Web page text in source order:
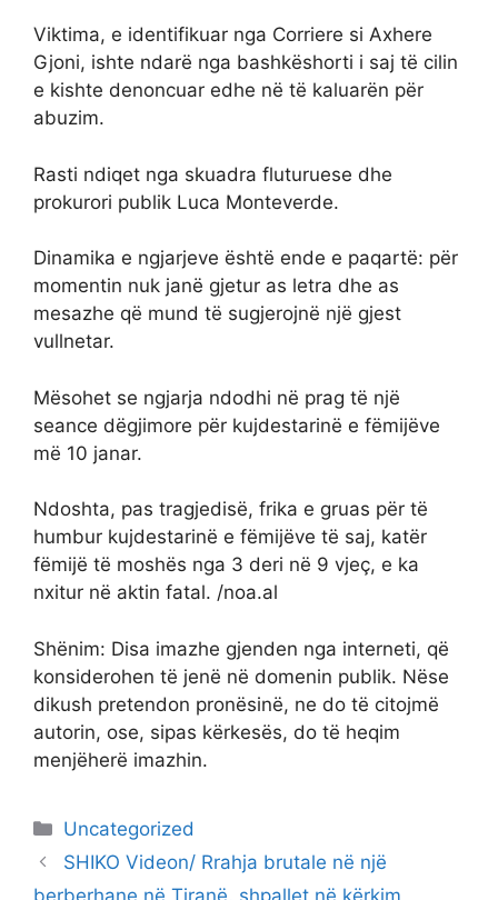
Viktima, e identifikuar nga Corriere si Axhere
Gjoni, ishte ndarë nga bashkëshorti i saj të cilin
e kishte denoncuar edhe në të kaluarën për
abuzim.
Rasti ndiqet nga skuadra fluturuese dhe
prokurori publik Luca Monteverde.
Dinamika e ngjarjeve është ende e paqartë: për
momentin nuk janë gjetur as letra dhe as
mesazhe që mund të sugjerojnë një gjest
vullnetar.
Mësohet se ngjarja ndodhi në prag të një
seance dëgjimore për kujdestarinë e fëmijëve
më 10 janar.
Ndoshta, pas tragjedisë, frika e gruas për të
humbur kujdestarinë e fëmijëve të saj, katër
fëmijë të moshës nga 3 deri në 9 vjeç, e ka
nxitur në aktin fatal. /noa.al
Shënim: Disa imazhe gjenden nga interneti, që
konsiderohen të jenë në domenin publik. Nëse
dikush pretendon pronësinë, ne do të citojmë
autorin, ose, sipas kërkesës, do të heqim
menjëherë imazhin.
Categories
Uncategorized
SHIKO Videon/ Rrahja brutale në një
berberhane në Tiranë, shpallet në kërkim